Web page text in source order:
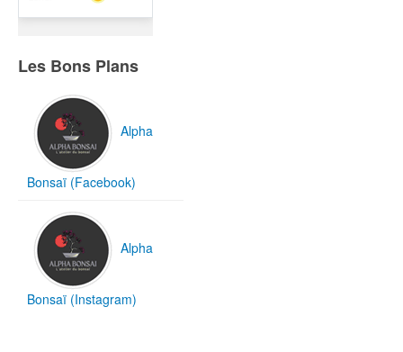
Les Bons Plans
Alpha
Bonsaï (Facebook)
Alpha
Bonsaï (Instagram)